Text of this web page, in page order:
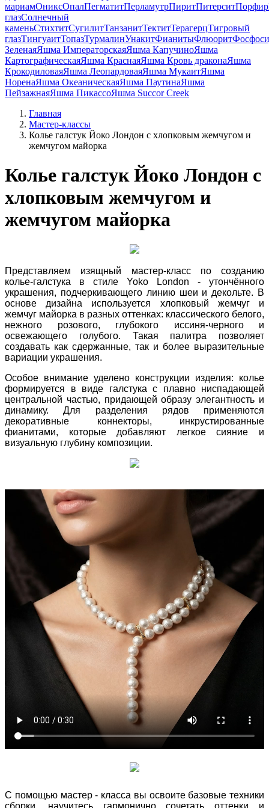
мариамОниксОпалПегматитПерламутрПиритПитерситПорфир
глазСолнечный
каменьСтихтитСугилитТанзанитТектитТерагерцТигровый
глазТингуаитТопазТурмалинУнакитФианитыФлюорит
ЗеленаяЯшма ИмператорскаяЯшма КапучиноЯшма
КартографическаяЯшма КраснаяЯшма Кровь драконаЯшма
КрокодиловаяЯшма ЛеопардоваяЯшма МукаитЯшма
НоренаЯшма ОкеаническаяЯшма ПаутинаЯшма
ПейзажнаяЯшма ПикассоЯшма Succor Creek
Главная
Мастер-классы
Колье галстук Йоко Лондон с хлопковым жемчугом и
жемчугом майорка
Колье галстук Йоко Лондон с
хлопковым жемчугом и
жемчугом майорка
Представляем изящный мастер-класс по созданию
колье-галстука в стиле Yoko London - утончённого
украшения, подчеркивающего линию шеи и декольте. В
основе дизайна используется хлопковый жемчуг и
жемчуг майорка в разных оттенках: классического белого,
нежного розового, глубокого иссиня-черного и
освежающего голубого. Такая палитра позволяет
создавать как сдержанные, так и более выразительные
вариации украшения.
Особое внимание уделено конструкции изделия: колье
формируется в виде галстука с плавно ниспадающей
центральной частью, придающей образу элегантность и
динамику. Для разделения рядов применяются
декоративные коннекторы, инкрустированные
фианитами, которые добавляют легкое сияние и
визуальную глубину композиции.
С помощью мастер - класса вы освоите базовые техники
сборки, научитесь гармонично сочетать оттенки и